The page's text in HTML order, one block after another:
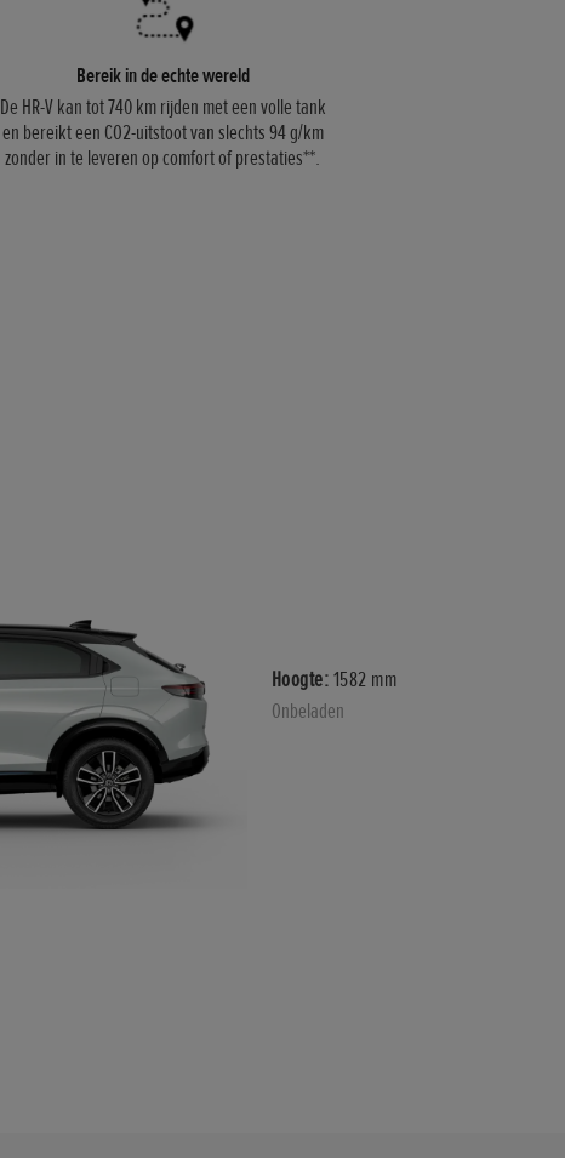
Bereik in de echte wereld
De HR-V kan tot 740 km rijden met een volle tank
en bereikt een CO2-uitstoot van slechts 94 g/km
zonder in te leveren op comfort of prestaties**.
Hoogte:1582 mm
Onbeladen